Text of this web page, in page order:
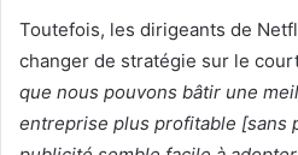
Toutefois, les dirigeants de
changer de stratégie sur le
que nous pouvons bâtir une
entreprise plus profitable [sans